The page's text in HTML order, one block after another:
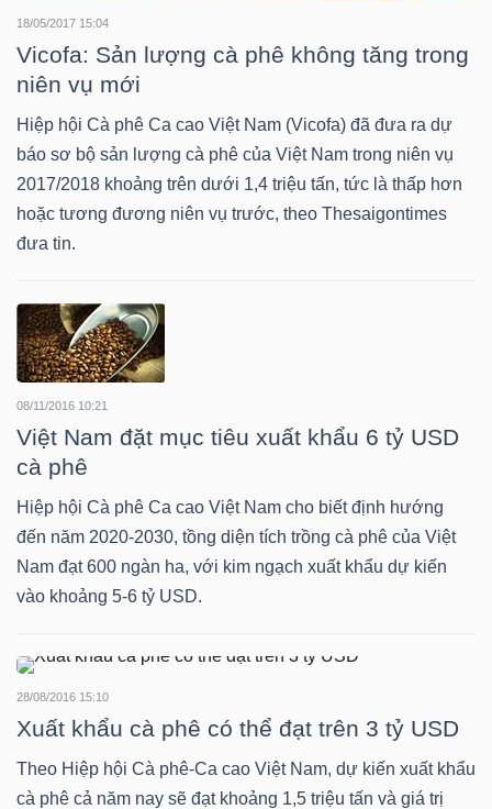
18/05/2017 15:04
Vicofa: Sản lượng cà phê không tăng trong
niên vụ mới
Hiệp hội Cà phê Ca cao Việt Nam (Vicofa) đã đưa ra dự
báo sơ bộ sản lượng cà phê của Việt Nam trong niên vụ
2017/2018 khoảng trên dưới 1,4 triệu tấn, tức là thấp hơn
hoặc tương đương niên vụ trước, theo Thesaigontimes
đưa tin.
08/11/2016 10:21
Việt Nam đặt mục tiêu xuất khẩu 6 tỷ USD
cà phê
Hiệp hội Cà phê Ca cao Việt Nam cho biết định hướng
đến năm 2020-2030, tồng diện tích trồng cà phê của Việt
Nam đạt 600 ngàn ha, với kim ngạch xuất khẩu dự kiến
vào khoảng 5-6 tỷ USD.
28/08/2016 15:10
Xuất khẩu cà phê có thể đạt trên 3 tỷ USD
Theo Hiệp hội Cà phê-Ca cao Việt Nam, dự kiến xuất khẩu
cà phê cả năm nay sẽ đạt khoảng 1,5 triệu tấn và giá trị
MÔ
NGÀNH
DOANH
CỔ
SINH
PHIẾU
CÔNG
CỤ